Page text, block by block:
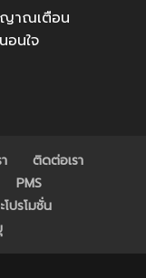
ญาณเตือน
อนใจ
ติดต่อเรา
PMS
ปรโมชั่น